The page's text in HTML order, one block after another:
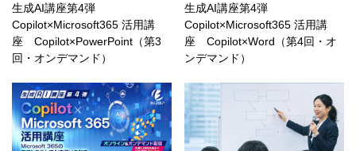
生成AI講座第4弾
Copilot×Microsoft365 活用講
座 Copilot×PowerPoint（第3
回・オンデマンド）
生成AI講座第4弾
Copilot×Microsoft365 活用講
座 Copilot×Word（第4回・オ
ンデマンド）